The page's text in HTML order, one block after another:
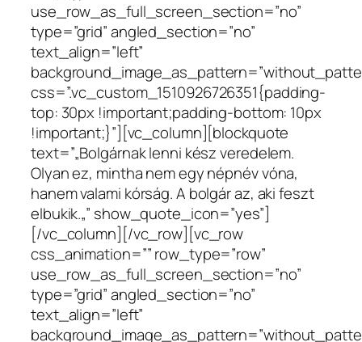
use_row_as_full_screen_section=”no”
type=”grid” angled_section=”no”
text_align=”left”
css=”.vc_custom_1510926726351{padding-
top: 30px !important;padding-bottom: 10px
!important;}”][vc_column][blockquote
text=”„Bolgárnak lenni kész veredelem.
Olyan ez, mintha nem egy népnév vóna,
hanem valami kórság. A bolgár az, aki feszt
elbukik.„” show_quote_icon=”yes”]
[/vc_column][/vc_row][vc_row
css_animation=”” row_type=”row”
use_row_as_full_screen_section=”no”
type=”grid” angled_section=”no”
text_align=”left”